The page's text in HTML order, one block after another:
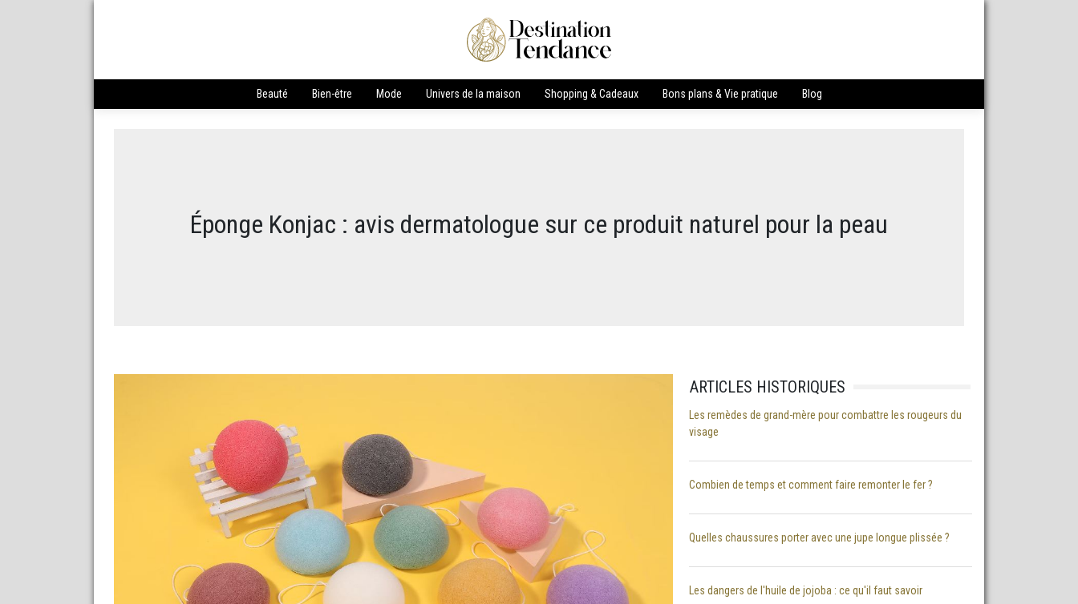
Beauté Bien-être Mode Univers de la maison Shopping & Cadeaux Bons plans & Vie pratique Blog
Éponge Konjac : avis dermatologue sur ce produit naturel pour la peau
ARTICLES HISTORIQUES
Les remèdes de grand-mère pour combattre les rougeurs du
visage
Combien de temps et comment faire remonter le fer ?
Quelles chaussures porter avec une jupe longue plissée ?
Les dangers de l'huile de jojoba : ce qu'il faut savoir